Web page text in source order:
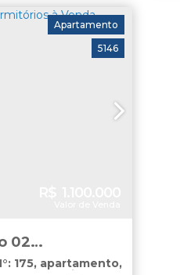
5146
Apartamento
02
Camboriú
175, apartamento,